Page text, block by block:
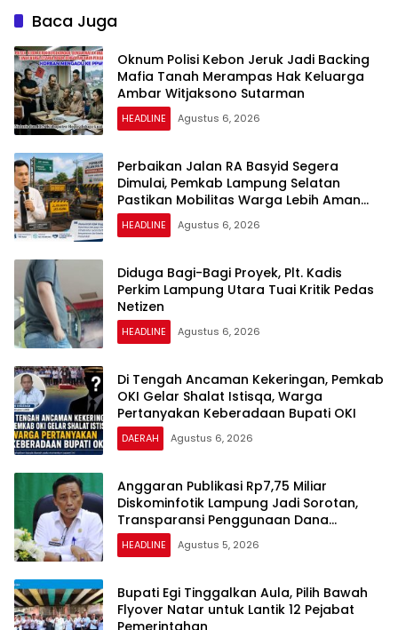
Baca Juga
Oknum Polisi Kebon Jeruk Jadi Backing
Mafia Tanah Merampas Hak Keluarga
Ambar Witjaksono Sutarman
HEADLINE Agustus 6, 2026
Perbaikan Jalan RA Basyid Segera
Dimulai, Pemkab Lampung Selatan
Pastikan Mobilitas Warga Lebih Aman
dan Nyaman
HEADLINE Agustus 6, 2026
Diduga Bagi-Bagi Proyek, Plt. Kadis
Perkim Lampung Utara Tuai Kritik Pedas
Netizen
HEADLINE Agustus 6, 2026
Di Tengah Ancaman Kekeringan, Pemkab
OKI Gelar Shalat Istisqa, Warga
Pertanyakan Keberadaan Bupati OKI
DAERAH Agustus 6, 2026
Anggaran Publikasi Rp7,75 Miliar
Diskominfotik Lampung Jadi Sorotan,
Transparansi Penggunaan Dana
Dipertanyakan
HEADLINE Agustus 5, 2026
Bupati Egi Tinggalkan Aula, Pilih Bawah
Flyover Natar untuk Lantik 12 Pejabat
Pemerintahan